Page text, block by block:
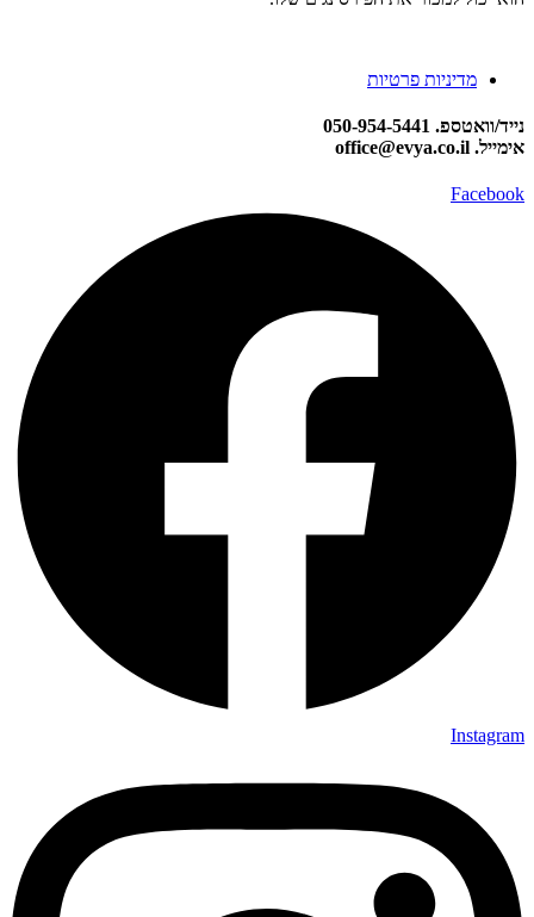
מדיניות פרטיות
נייד/וואטספ. 050-954-5441
אימייל. office@evya.co.il
Facebook
Instagram